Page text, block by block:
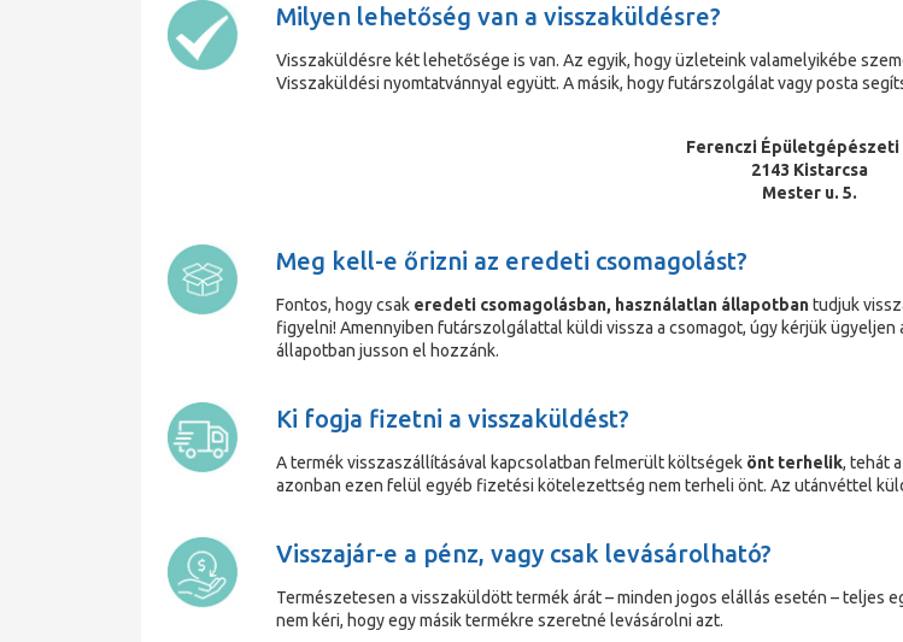
Milyen lehetőség van a visszaküldésre?
Visszaküldésre két lehetősége is van. Az egyik, hogy üzleteink valamelyikébe
Visszaküldési nyomtatvánnyal együtt. A másik, hogy futárszolgálat vagy posta
Ferenczi Épületgépészeti
2143 Kistarcsa
Mester u. 5.
Meg kell-e őrizni az eredeti csomagolást?
Fontos, hogy csak eredeti csomagolásban, használatlan állapotbantudjuk
figyelni! Amennyiben futárszolgálattal küldi vissza a csomagot, úgy kérjük
állapotban jusson el hozzánk.
Ki fogja fizetni a visszaküldést?
A termék visszaszállításával kapcsolatban felmerült költségek önt terhelik, tehát
azonban ezen felül egyéb fizetési kötelezettség nem terheli önt. Az utánvéttel
Visszajár-e a pénz, vagy csak levásárolható?
Természetesen a visszaküldött termék árát – minden jogos elállás esetén – teljes
nem kéri, hogy egy másik termékre szeretné levásárolni azt.